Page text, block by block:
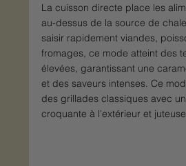
La cuisson directe place les
au-dessus de la source de
saisir rapidement viandes,
fromages, ce mode atteint des
élevées, garantissant une
et des saveurs intenses. Ce
des grillades classiques avec
croquante à l'extérieur et